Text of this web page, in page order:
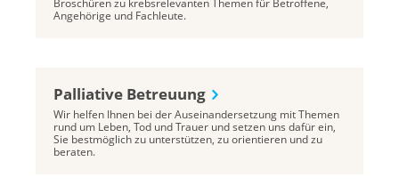
Angehörige und Fachleute.
Palliative Betreuung
Wir helfen Ihnen bei der Auseinandersetzung mit Themen
rund um Leben, Tod und Trauer und setzen uns dafür ein,
Sie bestmöglich zu unterstützen, zu orientieren und zu
beraten.